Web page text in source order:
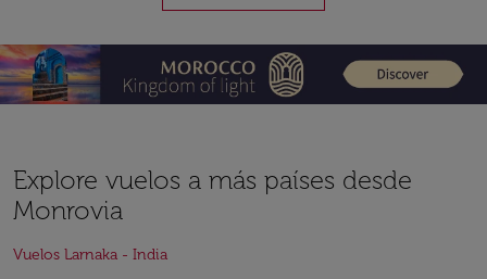
Explore vuelos a más países desde
Monrovia
Vuelos Larnaka - India